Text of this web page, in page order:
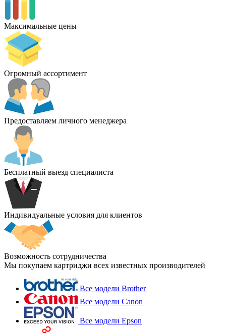
Максимальные цены
Огромный ассортимент
Предоставляем личного менеджера
Бесплатный выезд специалиста
Индивидуальные условия для клиентов
Возможность сотрудничества
Мы покупаем картриджи всех известных производителей
Все модели Brother
Все модели Canon
Все модели Epson